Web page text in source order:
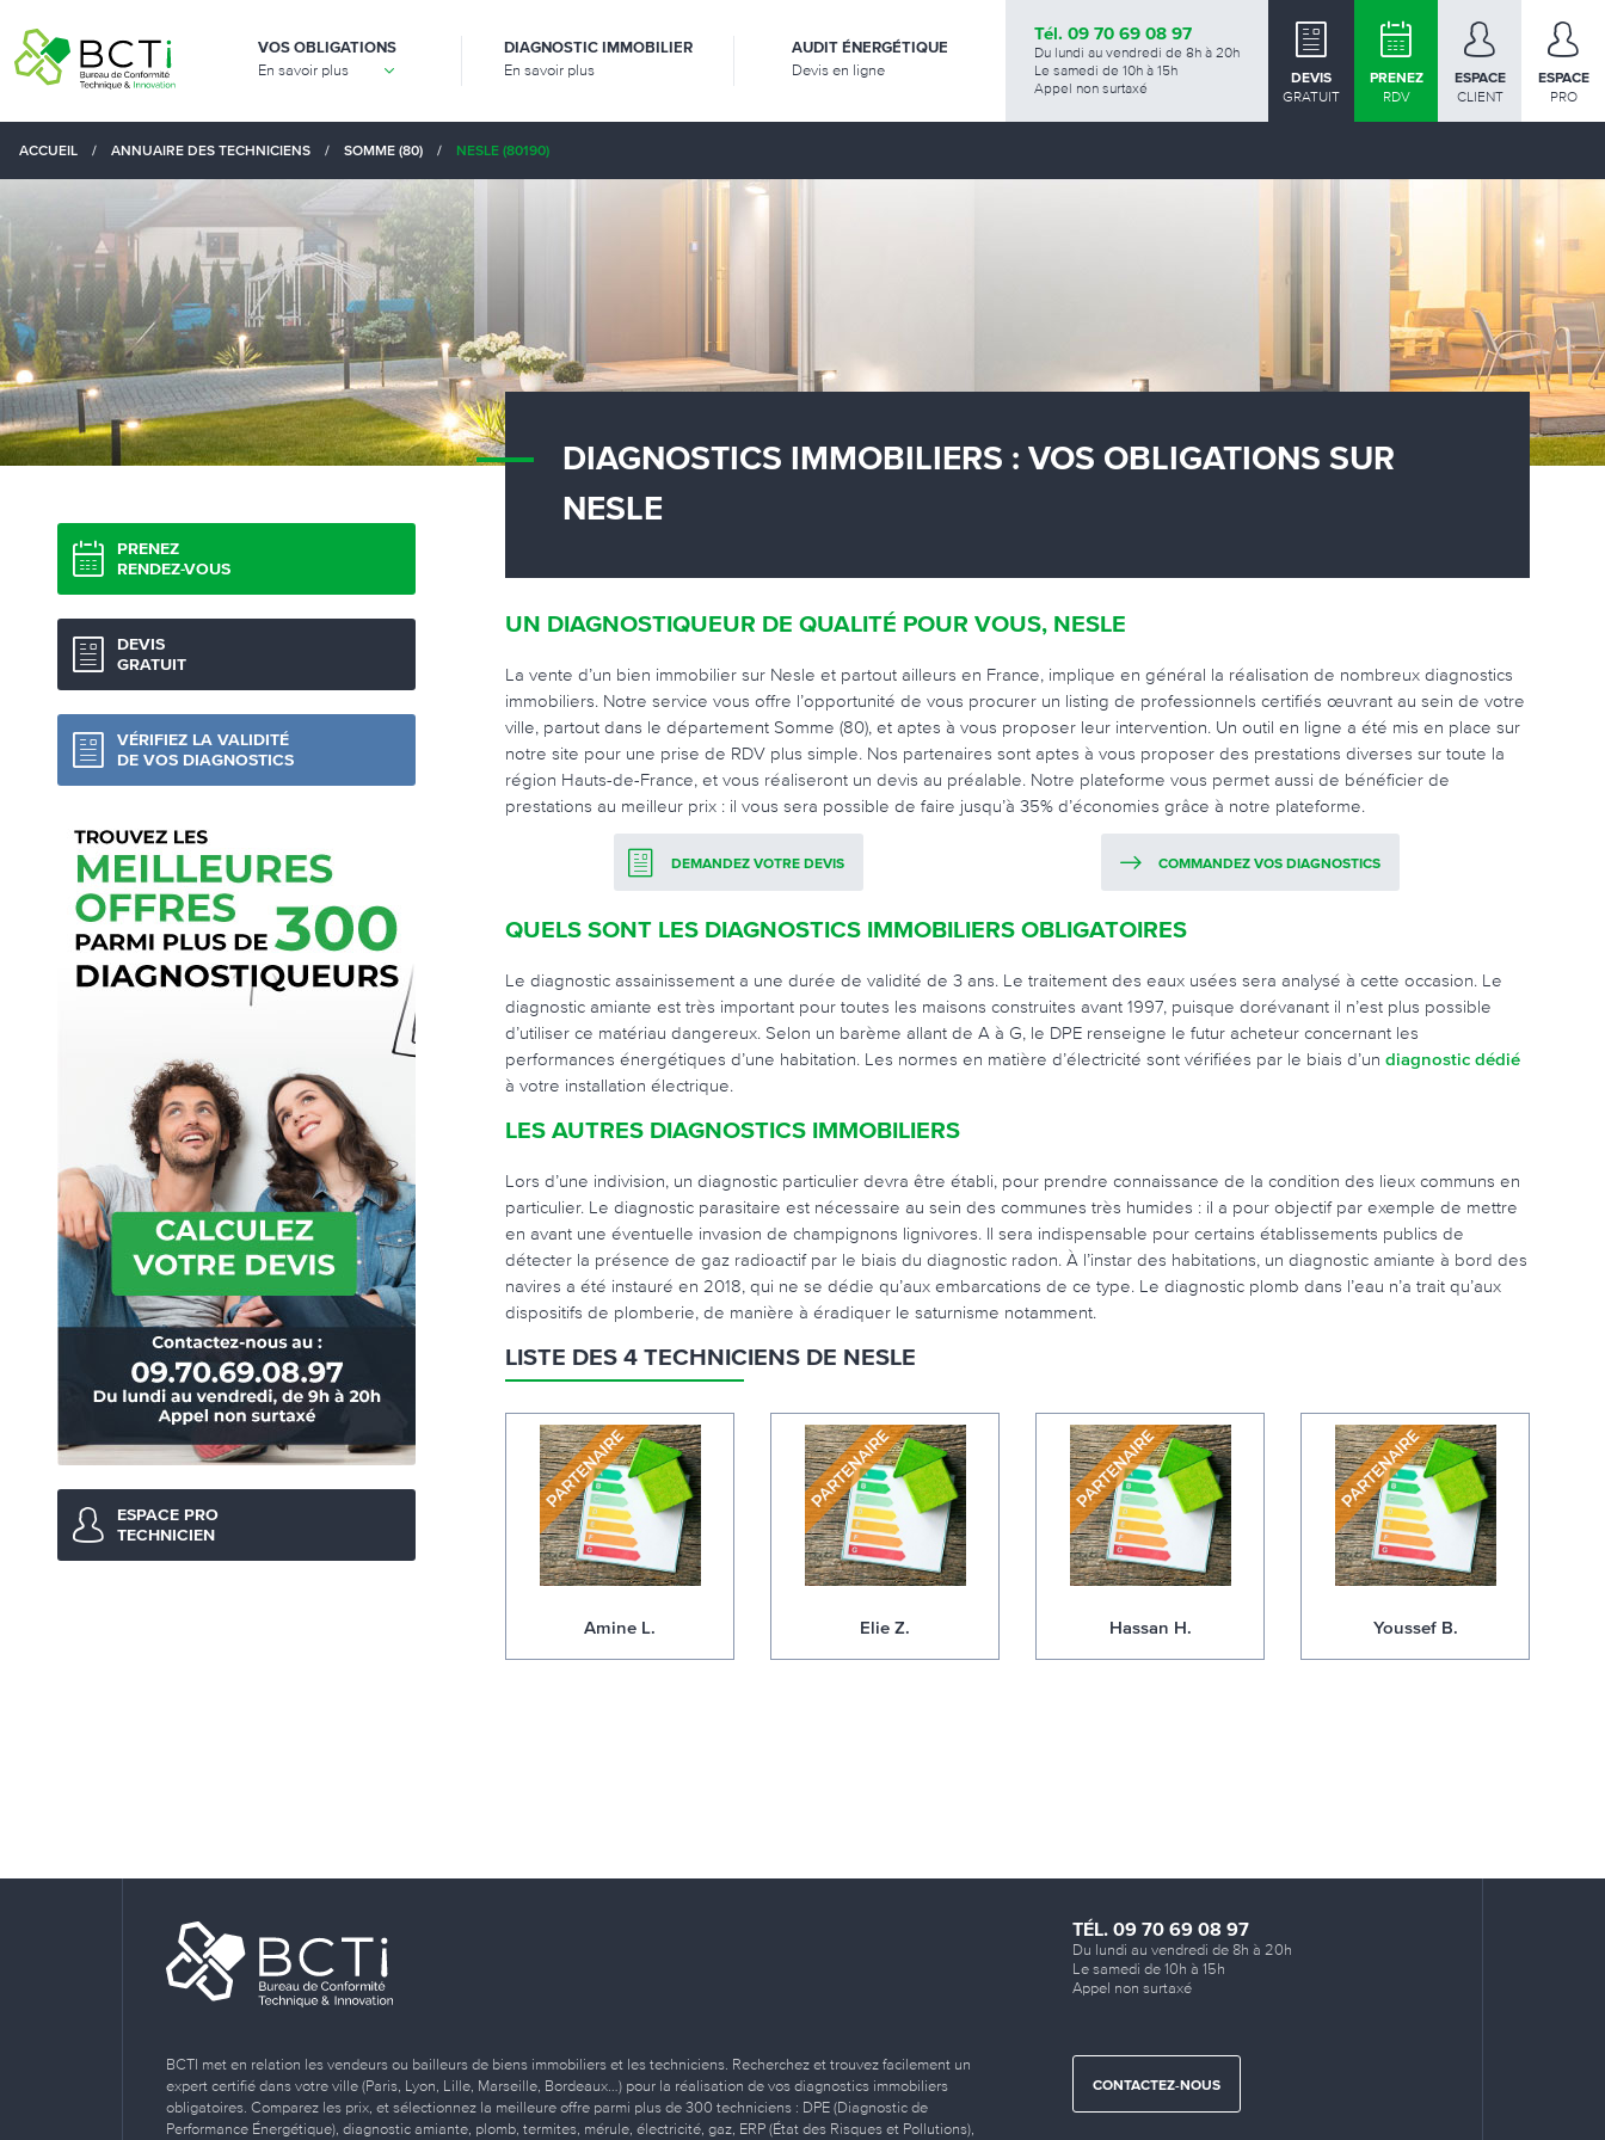
VOS OBLIGATIONS
En savoir plus
DIAGNOSTIC IMMOBILIER
En savoir plus
AUDIT ÉNERGÉTIQUE
Devis en ligne
Tél. 09 70 69 08 97
Du lundi au vendredi de 8h à 20h
Le samedi de 10h à 15h
Appel non surtaxé
DEVIS
GRATUIT
PRENEZ
RDV
ESPACE
CLIENT
ESPACE
PRO
ACCUEIL / ANNUAIRE DES TECHNICIENS / SOMME (80) / NESLE (80190)
PRENEZ
RENDEZ-VOUS
DEVIS
GRATUIT
VÉRIFIEZ LA VALIDITÉ
DE VOS DIAGNOSTICS
ESPACE PRO
TECHNICIEN
DIAGNOSTICS IMMOBILIERS : VOS OBLIGATIONS SUR
NESLE
UN DIAGNOSTIQUEUR DE QUALITÉ POUR VOUS, NESLE
La vente d’un bien immobilier sur Nesle et partout ailleurs en France, implique en général la réalisation de nombreux diagnostics
immobiliers. Notre service vous offre l’opportunité de vous procurer un listing de professionnels certifiés œuvrant au sein de votre
ville, partout dans le département Somme (80), et aptes à vous proposer leur intervention. Un outil en ligne a été mis en place sur
notre site pour une prise de RDV plus simple. Nos partenaires sont aptes à vous proposer des prestations diverses sur toute la
région Hauts-de-France, et vous réaliseront un devis au préalable. Notre plateforme vous permet aussi de bénéficier de
prestations au meilleur prix : il vous sera possible de faire jusqu’à 35% d’économies grâce à notre plateforme.
DEMANDEZ VOTRE DEVIS COMMANDEZ VOS DIAGNOSTICS
QUELS SONT LES DIAGNOSTICS IMMOBILIERS OBLIGATOIRES
Le diagnostic assainissement a une durée de validité de 3 ans. Le traitement des eaux usées sera analysé à cette occasion. Le
diagnostic amiante est très important pour toutes les maisons construites avant 1997, puisque dorévanant il n’est plus possible
d’utiliser ce matériau dangereux. Selon un barème allant de A à G, le DPE renseigne le futur acheteur concernant les
performances énergétiques d’une habitation. Les normes en matière d’électricité sont vérifiées par le biais d’un diagnostic dédié
à votre installation électrique.
LES AUTRES DIAGNOSTICS IMMOBILIERS
Lors d’une indivision, un diagnostic particulier devra être établi, pour prendre connaissance de la condition des lieux communs en
particulier. Le diagnostic parasitaire est nécessaire au sein des communes très humides : il a pour objectif par exemple de mettre
en avant une éventuelle invasion de champignons lignivores. Il sera indispensable pour certains établissements publics de
détecter la présence de gaz radioactif par le biais du diagnostic radon. À l’instar des habitations, un diagnostic amiante à bord des
navires a été instauré en 2018, qui ne se dédie qu’aux embarcations de ce type. Le diagnostic plomb dans l’eau n’a trait qu’aux
dispositifs de plomberie, de manière à éradiquer le saturnisme notamment.
LISTE DES 4 TECHNICIENS DE NESLE
Amine L. Elie Z. Hassan H. Youssef B.
BCTI met en relation les vendeurs ou bailleurs de biens immobiliers et les techniciens. Recherchez et trouvez facilement un
expert certifié dans votre ville (Paris, Lyon, Lille, Marseille, Bordeaux…) pour la réalisation de vos diagnostics immobiliers
obligatoires. Comparez les prix, et sélectionnez la meilleure offre parmi plus de 300 techniciens : DPE (Diagnostic de
Performance Énergétique), diagnostic amiante, plomb, termites, mérule, électricité, gaz, ERP (État des Risques et Pollutions),
TÉL. 09 70 69 08 97
Du lundi au vendredi de 8h à 20h
Le samedi de 10h à 15h
Appel non surtaxé
CONTACTEZ-NOUS